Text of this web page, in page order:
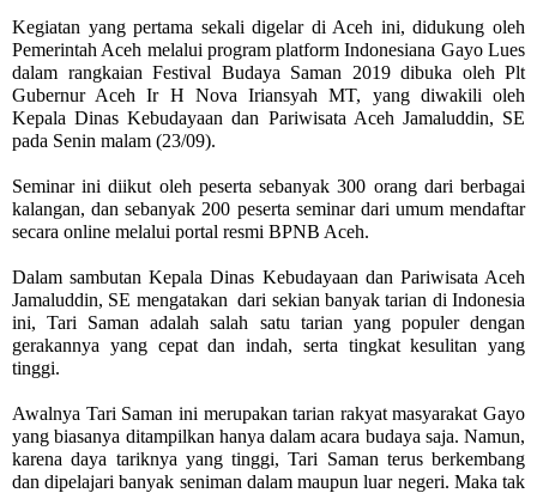
Kegiatan yang pertama sekali digelar di Aceh ini, didukung oleh
Pemerintah Aceh melalui program platform Indonesiana Gayo Lues
dalam rangkaian Festival Budaya Saman 2019 dibuka oleh Plt
Gubernur Aceh Ir H Nova Iriansyah MT, yang diwakili oleh
Kepala Dinas Kebudayaan dan Pariwisata Aceh Jamaluddin, SE
pada Senin malam (23/09).
Seminar ini diikut oleh peserta sebanyak 300 orang dari berbagai
kalangan, dan sebanyak 200 peserta seminar dari umum mendaftar
secara online melalui portal resmi BPNB Aceh.
Dalam sambutan Kepala Dinas Kebudayaan dan Pariwisata Aceh
Jamaluddin, SE mengatakan dari sekian banyak tarian di Indonesia
ini, Tari Saman adalah salah satu tarian yang populer dengan
gerakannya yang cepat dan indah, serta tingkat kesulitan yang
tinggi.
Awalnya Tari Saman ini merupakan tarian rakyat masyarakat Gayo
yang biasanya ditampilkan hanya dalam acara budaya saja. Namun,
karena daya tariknya yang tinggi, Tari Saman terus berkembang
dan dipelajari banyak seniman dalam maupun luar negeri. Maka tak